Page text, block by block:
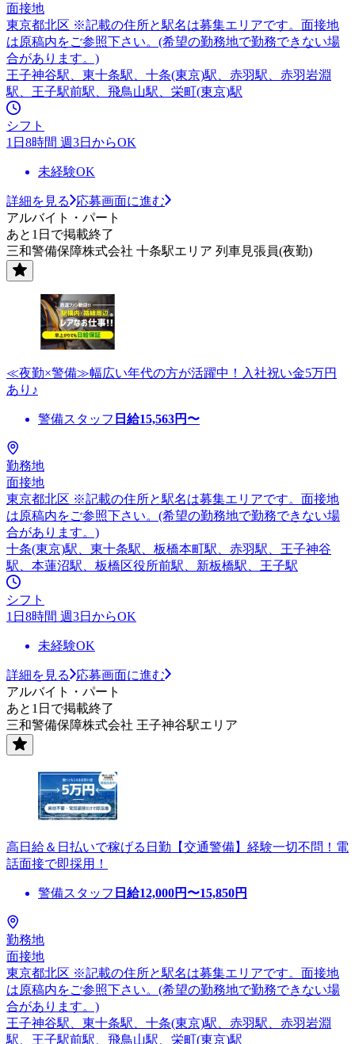
面接地
東京都北区 ※記載の住所と駅名は募集エリアです。面接地
は原稿内をご参照下さい。(希望の勤務地で勤務できない場
合があります。)
王子神谷駅、東十条駅、十条(東京)駅、赤羽駅、赤羽岩淵
駅、王子駅前駅、飛鳥山駅、栄町(東京)駅
シフト
1日8時間 週3日からOK
未経験OK
詳細を見る
応募画面に進む
アルバイト・パート
あと1日で掲載終了
三和警備保障株式会社 十条駅エリア 列車見張員(夜勤)
≪夜勤×警備≫幅広い年代の方が活躍中！入社祝い金5万円
あり♪
警備スタッフ 日給15,563円〜
勤務地
面接地
東京都北区 ※記載の住所と駅名は募集エリアです。面接地
は原稿内をご参照下さい。(希望の勤務地で勤務できない場
合があります。)
十条(東京)駅、東十条駅、板橋本町駅、赤羽駅、王子神谷
駅、本蓮沼駅、板橋区役所前駅、新板橋駅、王子駅
シフト
1日8時間 週3日からOK
未経験OK
詳細を見る
応募画面に進む
アルバイト・パート
あと1日で掲載終了
三和警備保障株式会社 王子神谷駅エリア
高日給＆日払いで稼げる日勤【交通警備】経験一切不問！電
話面接で即採用！
警備スタッフ 日給12,000円〜15,850円
勤務地
面接地
東京都北区 ※記載の住所と駅名は募集エリアです。面接地
は原稿内をご参照下さい。(希望の勤務地で勤務できない場
合があります。)
王子神谷駅、東十条駅、十条(東京)駅、赤羽駅、赤羽岩淵
駅、王子駅前駅、飛鳥山駅、栄町(東京)駅